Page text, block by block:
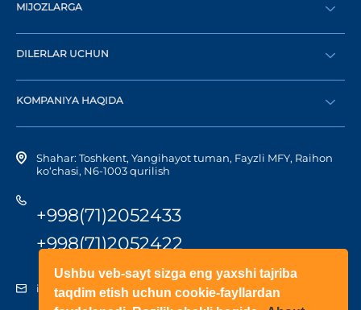
Ushbu veb-sayt sizga eng yaxshi tajriba
taqdim etish uchun cookie-fayllardan
MIJOZLARGA
Buyurtma berish
DILERLAR UCHUN
Diler bo‘lish
Shaxsiy kabinetga kirish
KOMPANIYA HAQIDA
Kompaniya tarixi
Shahar: Toshkent, Yangihayot tuman, Fayzli MFY, Raihon
ko‘chasi, N6-1003 qurilish
+998(71)2052433
+998(71)2052422
info@doorhan.uz